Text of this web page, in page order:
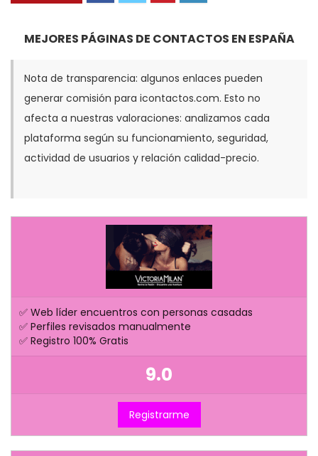
MEJORES PÁGINAS DE CONTACTOS EN ESPAÑA
Nota de transparencia: algunos enlaces pueden
generar comisión para icontactos.com. Esto no
afecta a nuestras valoraciones: analizamos cada
plataforma según su funcionamiento, seguridad,
actividad de usuarios y relación calidad-precio.
✅ Web líder encuentros con personas casadas
✅ Perfiles revisados manualmente
✅ Registro 100% Gratis
9.0
Registrarme